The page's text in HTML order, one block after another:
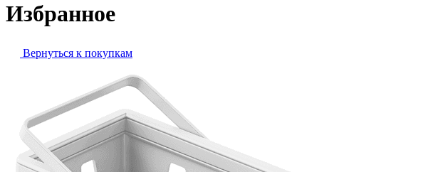
Избранное
Вернуться к покупкам